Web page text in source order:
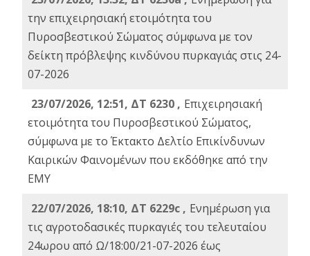
την επιχειρησιακή ετοιμότητα του
Πυροσβεστικού Σώματος σύμφωνα με τον
δείκτη πρόβλεψης κινδύνου πυρκαγιάς στις 24-
07-2026
23/07/2026, 12:51, ΔΤ 6230 , Επιχειρησιακή
ετοιμότητα του Πυροσβεστικού Σώματος,
σύμφωνα με το Έκτακτο Δελτίο Επικίνδυνων
Καιρικών Φαινομένων που εκδόθηκε από την
ΕΜΥ
22/07/2026, 18:10, ΔΤ 6229c , Ενημέρωση για
τις αγροτοδασικές πυρκαγιές του τελευταίου
24ωρου από Ω/18:00/21-07-2026 έως